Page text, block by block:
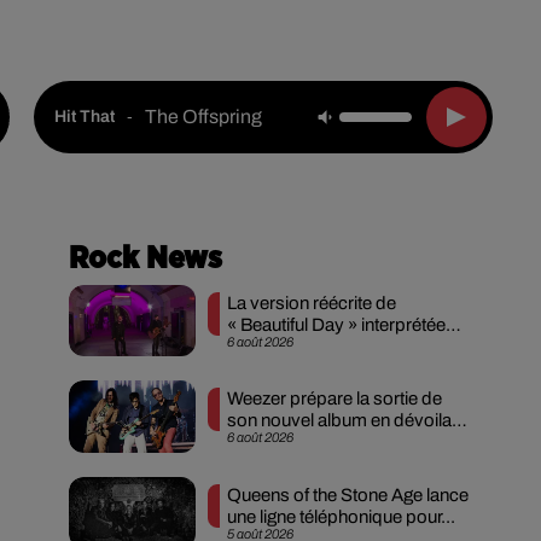
Hit That - The Offspring
Rock News
6 août 2026
La version réécrite de
« Beautiful Day » interprétée
lors des...
6 août 2026
Weezer prépare la sortie de
son nouvel album en dévoilant
une...
5 août 2026
Queens of the Stone Age lance
une ligne téléphonique pour...